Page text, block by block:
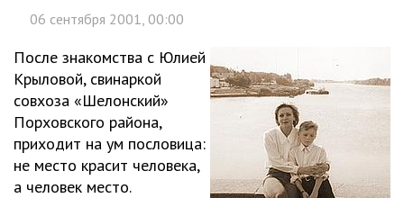
06 сентября 2001, 00:00
После знакомства с Юлией
Крыловой, свинаркой
совхоза «Шелонский»
Порховского района,
приходит на ум пословица:
не место красит человека,
а человек место.